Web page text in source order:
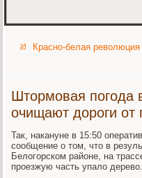
Красно-белая революция
Штормовая погода
очищают дороги от
Так, накануне в 15:50
сообщение о том, что в
Белогорском районе, на
проезжую часть упало